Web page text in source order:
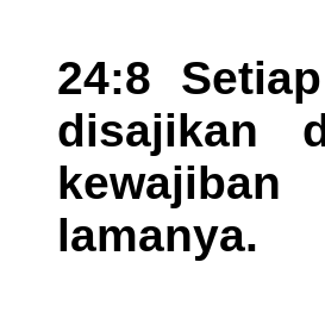
24:8
disajikan
lamanya.